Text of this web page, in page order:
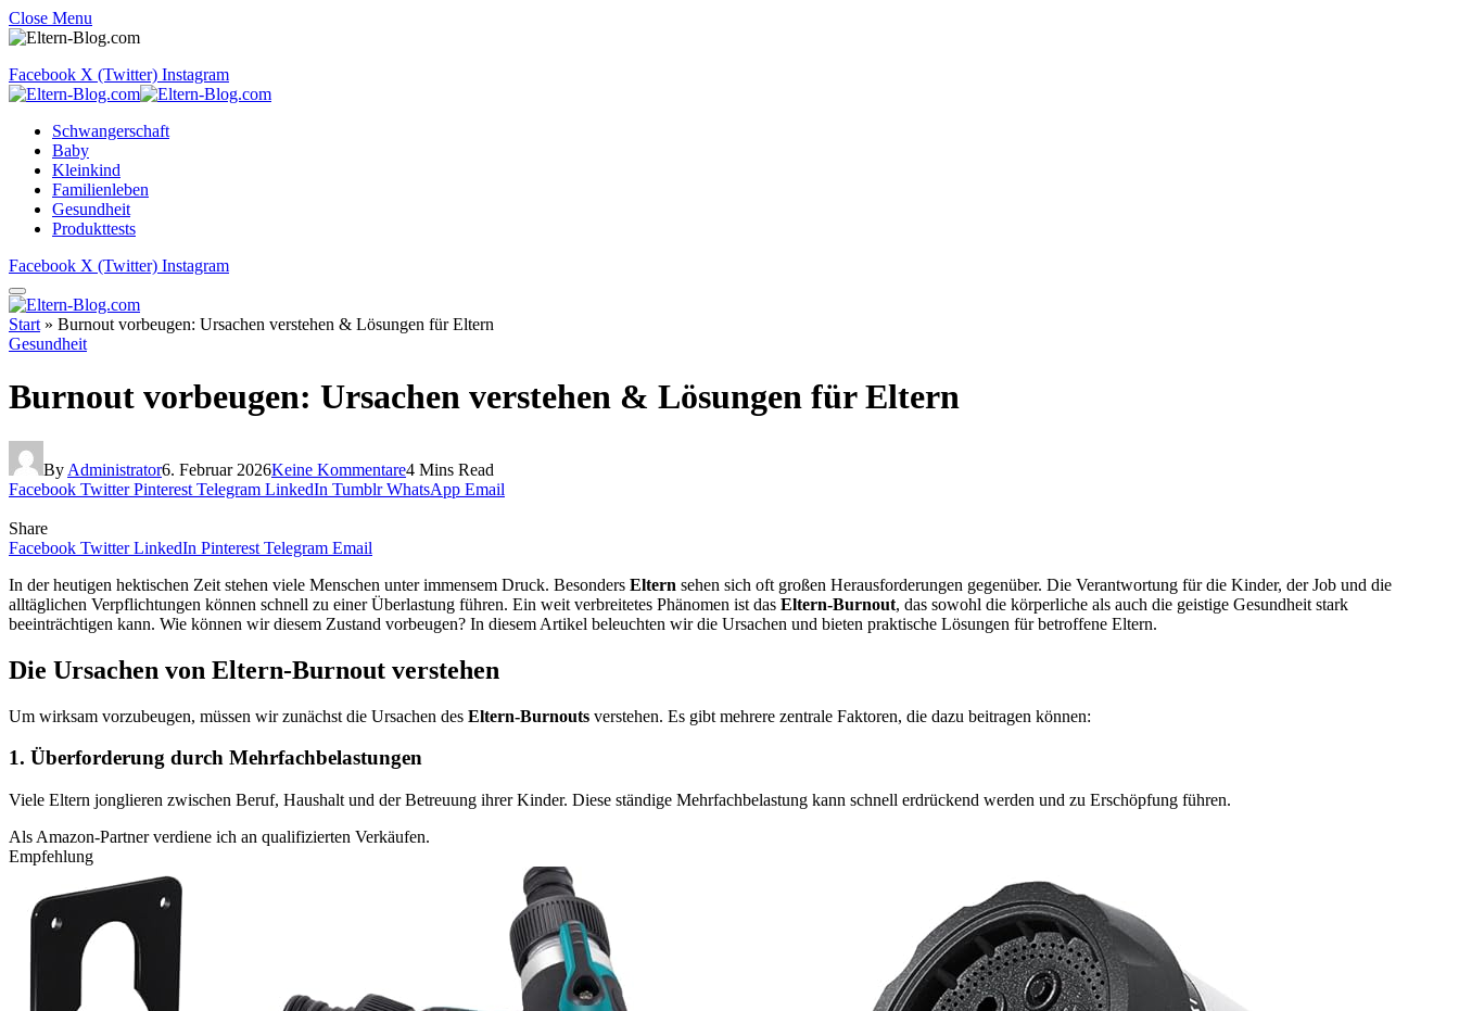
Close Menu
Facebook X (Twitter) Instagram
Schwangerschaft
Baby
Kleinkind
Familienleben
Gesundheit
Produkttests
Facebook X (Twitter) Instagram
Start » Burnout vorbeugen: Ursachen verstehen & Lösungen für Eltern
Gesundheit
Burnout vorbeugen: Ursachen verstehen & Lösungen für Eltern
By Administrator6. Februar 2026Keine Kommentare4 Mins Read
Facebook Twitter Pinterest Telegram LinkedIn Tumblr WhatsApp Email
Share
Facebook Twitter LinkedIn Pinterest Telegram Email
In der heutigen hektischen Zeit stehen viele Menschen unter immensem Druck. Besonders Eltern sehen sich oft großen Herausforderungen gegenüber. Die Verantwortung für die Kinder, der Job und die
alltäglichen Verpflichtungen können schnell zu einer Überlastung führen. Ein weit verbreitetes Phänomen ist das Eltern-Burnout, das sowohl die körperliche als auch die geistige Gesundheit stark
beeinträchtigen kann. Wie können wir diesem Zustand vorbeugen? In diesem Artikel beleuchten wir die Ursachen und bieten praktische Lösungen für betroffene Eltern.
Die Ursachen von Eltern-Burnout verstehen
Um wirksam vorzubeugen, müssen wir zunächst die Ursachen des Eltern-Burnouts verstehen. Es gibt mehrere zentrale Faktoren, die dazu beitragen können:
1. Überforderung durch Mehrfachbelastungen
Viele Eltern jonglieren zwischen Beruf, Haushalt und der Betreuung ihrer Kinder. Diese ständige Mehrfachbelastung kann schnell erdrückend werden und zu Erschöpfung führen.
Als Amazon-Partner verdiene ich an qualifizierten Verkäufen.
Empfehlung